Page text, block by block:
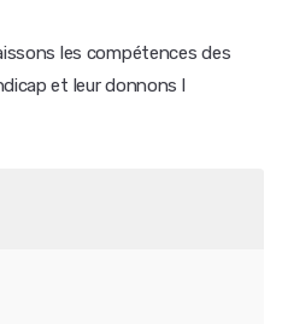
les compétences des
et leur donnons l